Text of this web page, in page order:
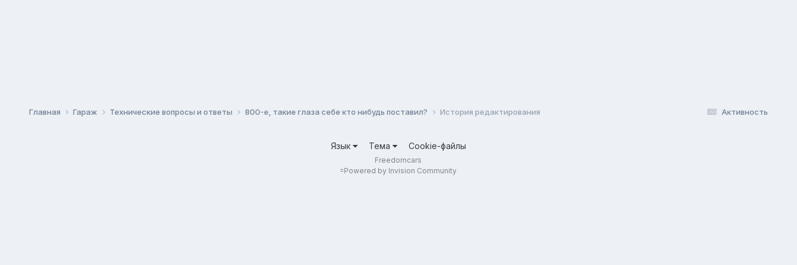
Активность
Главная Гараж Технические вопросы и ответы 800-е, такие глаза себе кто нибудь поставил? История редактирования
Язык Тема Cookie-файлы
Freedomcars
=Powered by Invision Community